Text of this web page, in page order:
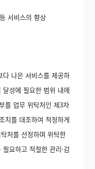
서비스의 향상
다 나은 서비스를 제공하
성에 필요한 범위 내에
를 업무 위탁처인 제3자
치를 대조하여 적정하게
처를 선정하며 위탁한
요하고 적절한 관리·감